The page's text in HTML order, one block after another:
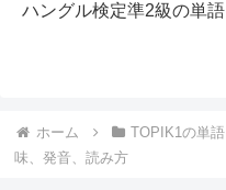
ハングル検定準2級の単語
ホーム TOPIK1の単語
味、発音、読み方